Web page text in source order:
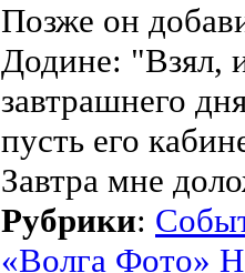
Позже он
Додине: "Взял,
завтрашнего
пусть его
Завтра мне
Рубрики:
«Волга Фото»